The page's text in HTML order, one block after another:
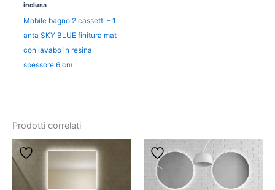
inclusa
Mobile bagno 2 cassetti – 1
anta SKY BLUE finitura mat
con lavabo in resina
spessore 6 cm
Prodotti correlati